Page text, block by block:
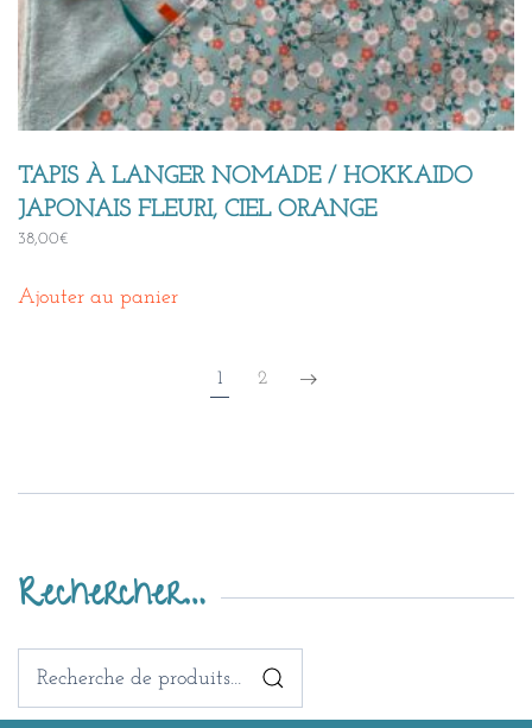
TAPIS À LANGER NOMADE / HOKKAIDO
JAPONAIS FLEURI, CIEL ORANGE
38,00€
Ajouter au panier
1 2
Rechercher…
Recherche